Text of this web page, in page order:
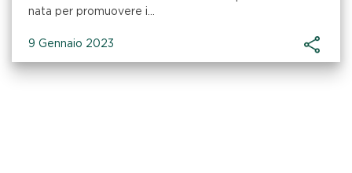
nata per promuovere i...
9 Gennaio 2023